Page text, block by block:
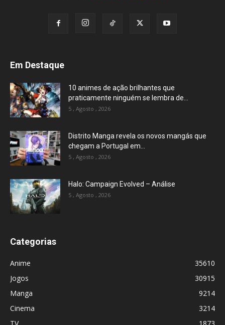
Em Destaque
10 animes de ação brilhantes que
praticamente ninguém se lembra de...
5 , Agosto , 2026
Distrito Manga revela os novos mangás que
chegam a Portugal em...
5 , Agosto , 2026
Halo: Campaign Evolved – Análise
5 , Agosto , 2026
Categorias
Anime
35610
Jogos
30915
Manga
9214
Cinema
3214